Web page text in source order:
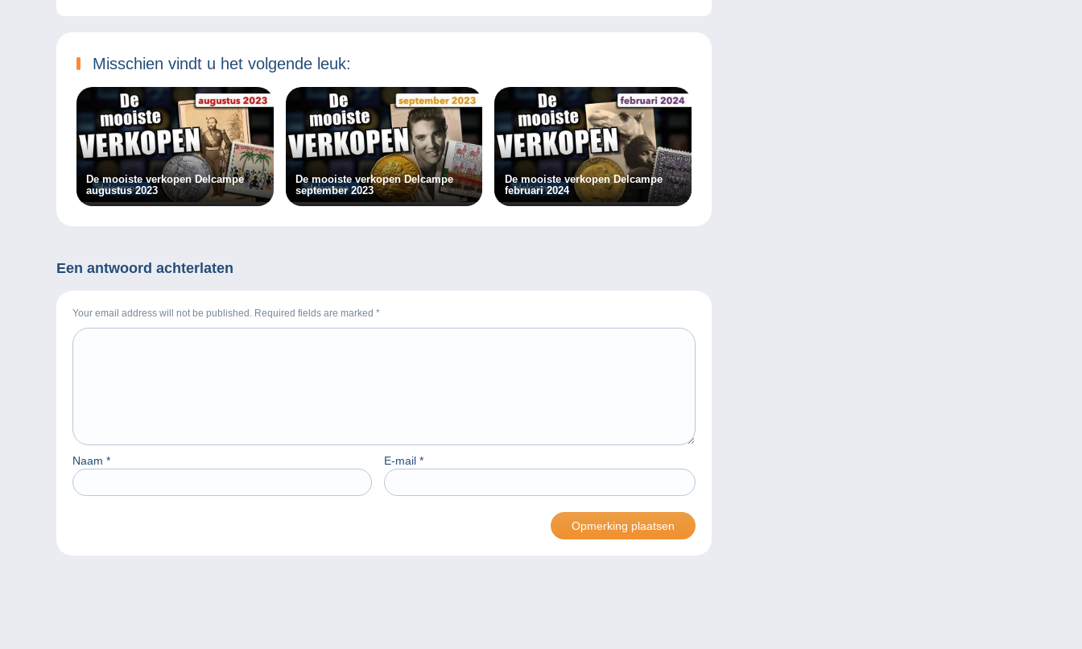
Misschien vindt u het volgende leuk:
De mooiste verkopen Delcampe
augustus 2023
De mooiste verkopen Delcampe
september 2023
De mooiste verkopen Delcampe
februari 2024
Een antwoord achterlaten
Your email address will not be published. Required fields are marked *
Naam * E-mail *